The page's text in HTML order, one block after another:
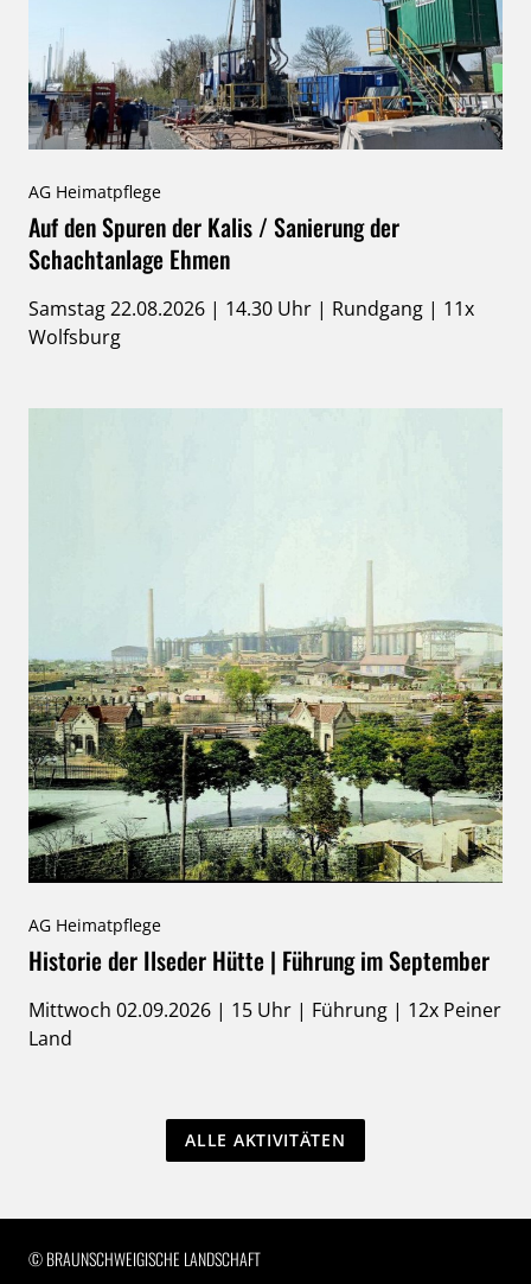
AG Heimatpflege
Auf den Spuren der Kalis / Sanierung der
Schachtanlage Ehmen
Samstag 22.08.2026 | 14.30 Uhr | Rundgang | 11x
Wolfsburg
AG Heimatpflege
Historie der Ilseder Hütte | Führung im September
Mittwoch 02.09.2026 | 15 Uhr | Führung | 12x Peiner
Land
ALLE AKTIVITÄTEN
RECHTLICHE INFORMATIONEN
© BRAUNSCHWEIGISCHE LANDSCHAFT